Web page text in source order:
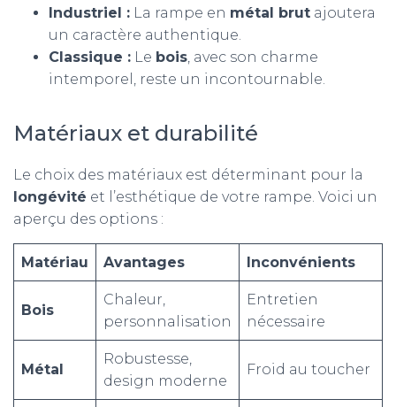
Industriel : La rampe en métal brut ajoutera
un caractère authentique.
Classique : Le bois, avec son charme
intemporel, reste un incontournable.
Matériaux et durabilité
Le choix des matériaux est déterminant pour la
longévité et l’esthétique de votre rampe. Voici un
aperçu des options :
Matériau Avantages Inconvénients
Bois
Chaleur,
personnalisation
Entretien
nécessaire
Métal
Robustesse,
design moderne
Froid au toucher